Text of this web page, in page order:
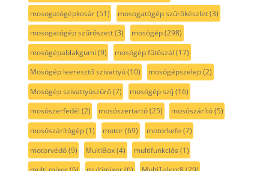
mosogatógépkosár(51) mosogatógép szűrőkészlet(3)
mosogatógép szűrőszett(3) mosógép(298)
mosógépablakgumi (9) mosógép fűtőszál (17)
Mosógép leeresztő szivattyú(10) mosógépszelep(2)
Mosógép szivattyúszűrő(7) mosógép szíj (16)
mosószerfedél (2) mosószertartó(25) mosószárító(5)
mosószárítógép(1) motor(69) motorkefe (7)
motorvédő(9) MultiBox(4) multifunkciós (1)